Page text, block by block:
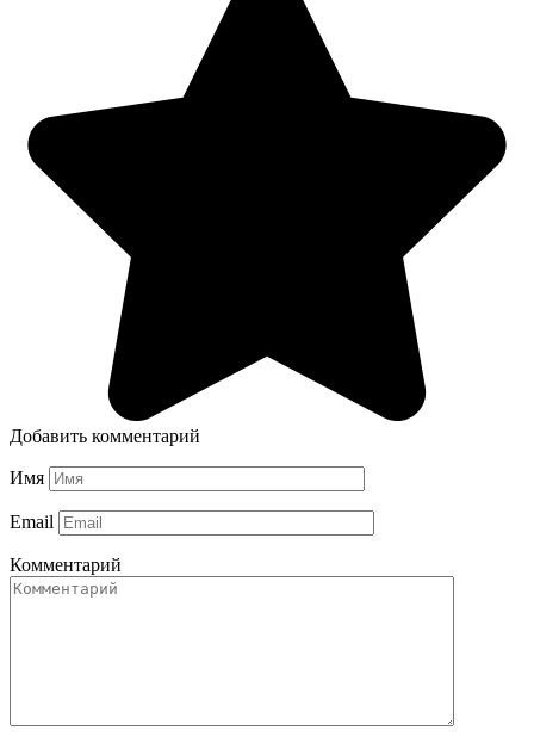
Добавить комментарий
Имя
Email
Комментарий